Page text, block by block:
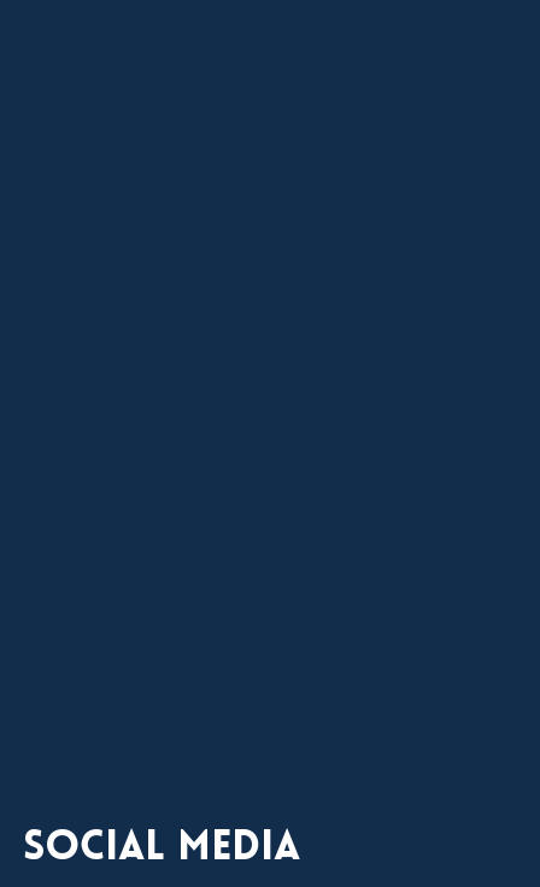
Social Media